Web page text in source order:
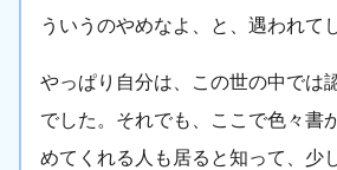
ういうのやめなよ、と、遇われ
やっぱり自分は、この世の中では
でした。それでも、ここで色々書
めてくれる人も居ると知って、少